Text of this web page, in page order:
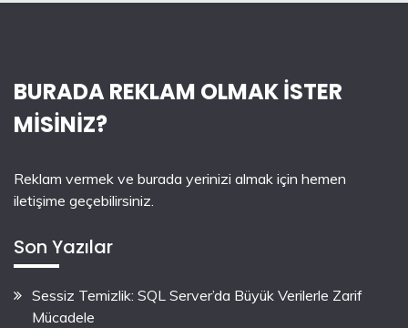
BURADA REKLAM OLMAK İSTER
MİSİNİZ?
Reklam vermek ve burada yerinizi almak için hemen
iletişime geçebilirsiniz.
Son Yazılar
Sessiz Temizlik: SQL Server’da Büyük Verilerle Zarif
Mücadele